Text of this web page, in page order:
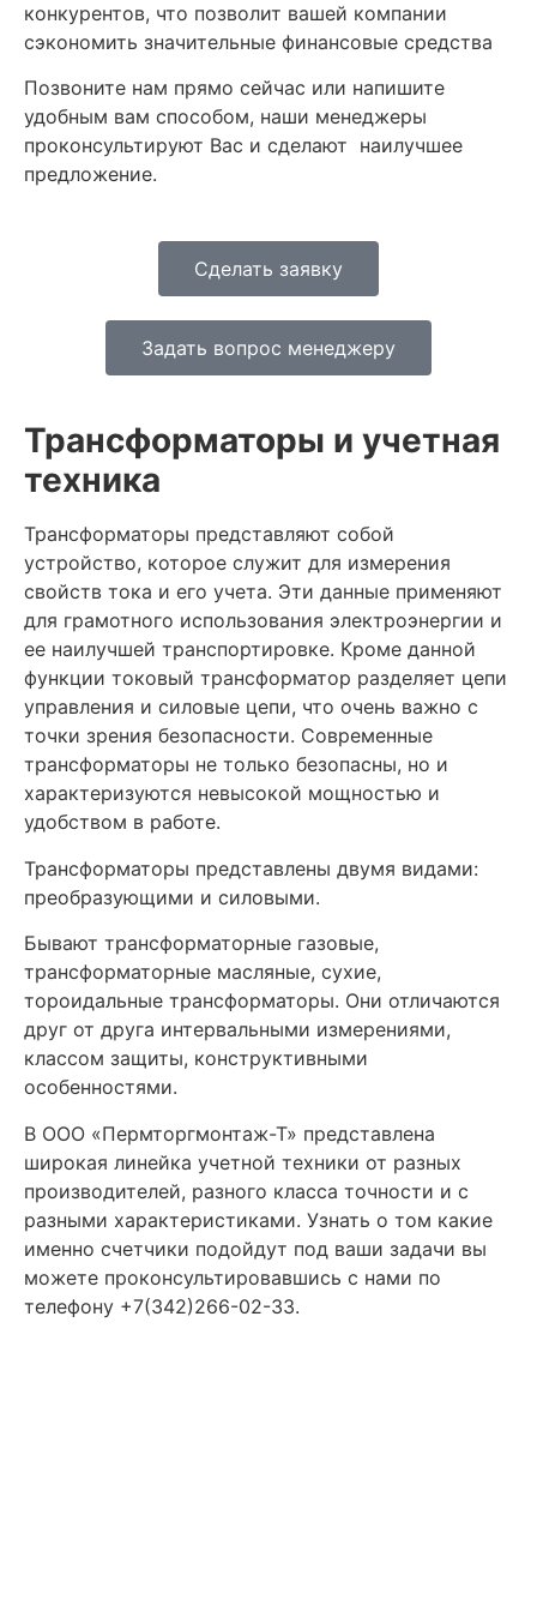
конкурентов, что позволит вашей компании
сэкономить значительные финансовые средства
Позвоните нам прямо сейчас или напишите
удобным вам способом, наши менеджеры
проконсультируют Вас и сделают наилучшее
предложение.
Сделать заявку
Задать вопрос менеджеру
Трансформаторы и учетная
техника
Трансформаторы представляют собой
устройство, которое служит для измерения
свойств тока и его учета. Эти данные применяют
для грамотного использования электроэнергии и
ее наилучшей транспортировке. Кроме данной
функции токовый трансформатор разделяет цепи
управления и силовые цепи, что очень важно с
точки зрения безопасности. Современные
трансформаторы не только безопасны, но и
характеризуются невысокой мощностью и
удобством в работе.
Трансформаторы представлены двумя видами:
преобразующими и силовыми.
Бывают трансформаторные газовые,
трансформаторные масляные, сухие,
тороидальные трансформаторы. Они отличаются
друг от друга интервальными измерениями,
классом защиты, конструктивными
особенностями.
В ООО «Пермторгмонтаж-Т» представлена
широкая линейка учетной техники от разных
производителей, разного класса точности и с
разными характеристиками. Узнать о том какие
именно счетчики подойдут под ваши задачи вы
можете проконсультировавшись с нами по
телефону +7(342)266-02-33.